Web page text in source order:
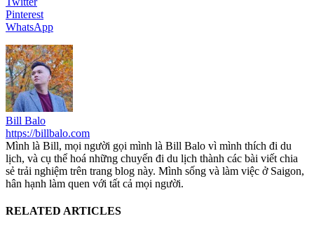
Pinterest
WhatsApp
Bill Balo
https://billbalo.com
Mình là Bill, mọi người gọi mình là Bill Balo vì mình thích đi du
lịch, và cụ thể hoá những chuyến đi du lịch thành các bài viết chia
sẻ trải nghiệm trên trang blog này. Mình sống và làm việc ở Saigon,
hân hạnh làm quen với tất cả mọi người.
RELATED ARTICLES